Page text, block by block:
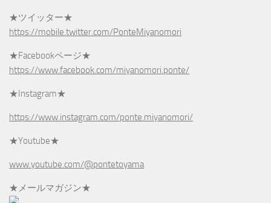
★ツイッター★
https://mobile.twitter.com/PonteMiyanomori
★Facebookページ★
https://www.facebook.com/miyanomori.ponte/
★Instagram★
https://www.instagram.com/ponte.miyanomori/
★Youtube★
www.youtube.com/@pontetoyama
★メールマガジン★